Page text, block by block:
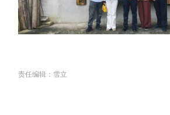
责任编辑：雪立